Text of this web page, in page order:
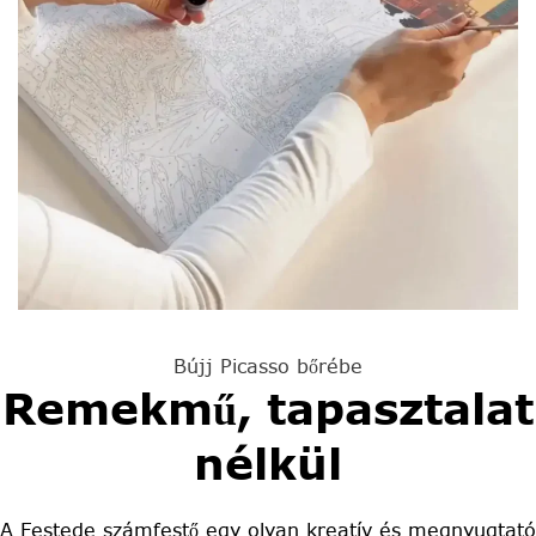
Bújj Picasso bőrébe
Remekmű, tapasztalat
nélkül
A Festede számfestő egy olyan kreatív és megnyugtató